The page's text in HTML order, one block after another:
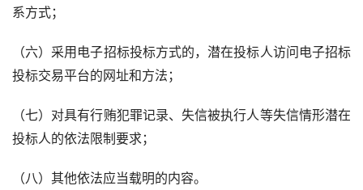
系方式；
（六）采用电子招标投标方式的，潜在投标人访问电子招标
投标交易平台的网址和方法；
（七）对具有行贿犯罪记录、失信被执行人等失信情形潜在
投标人的依法限制要求；
（八）其他依法应当载明的内容。